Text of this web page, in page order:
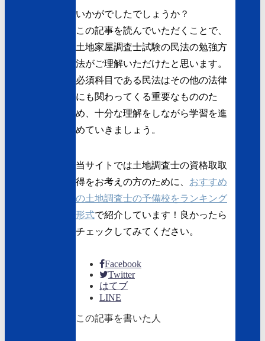
いかがでしたでしょうか？
この記事を読んでいただくことで、
土地家屋調査士試験の民法の勉強方
法がご理解いただけたと思います。
必須科目である民法はその他の法律
にも関わってくる重要なもののた
め、十分な理解をしながら学習を進
めていきましょう。
当サイトでは土地調査士の資格取取
得をお考えの方のために、 おすすめ
の土地調査士の予備校をランキング
形式で紹介しています！良かったら
チェックしてみてください。
Facebook
Twitter
はてブ
LINE
この記事を書いた人